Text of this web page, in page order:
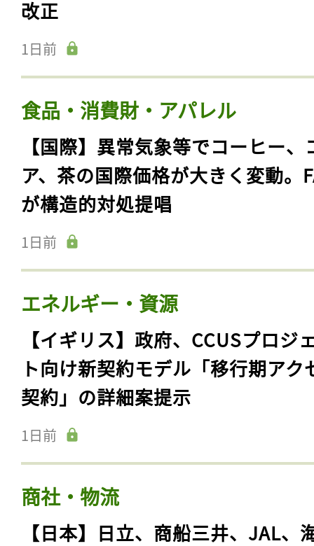
改正
1日前
食品・消費財・アパレル
【国際】異常気象等でコーヒー、
ア、茶の国際価格が大きく変動。
が構造的対処提唱
1日前
エネルギー・資源
【イギリス】政府、CCUSプロジ
ト向け新契約モデル「移行期アク
契約」の詳細案提示
1日前
商社・物流
【日本】日立、商船三井、JAL、